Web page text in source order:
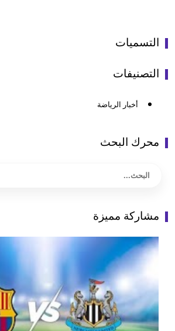
التسميات
التصنيفات
أخبار الرياضة
محرك البحث
مشاركة مميزة